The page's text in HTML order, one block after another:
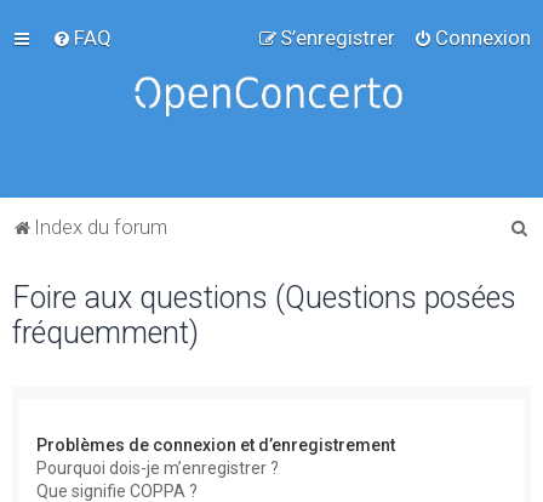
FAQ Connexion
S’enregistrer
Index du forum
Foire aux questions (Questions posées
fréquemment)
Problèmes de connexion et d’enregistrement
Pourquoi dois-je m’enregistrer ?
Que signifie COPPA ?